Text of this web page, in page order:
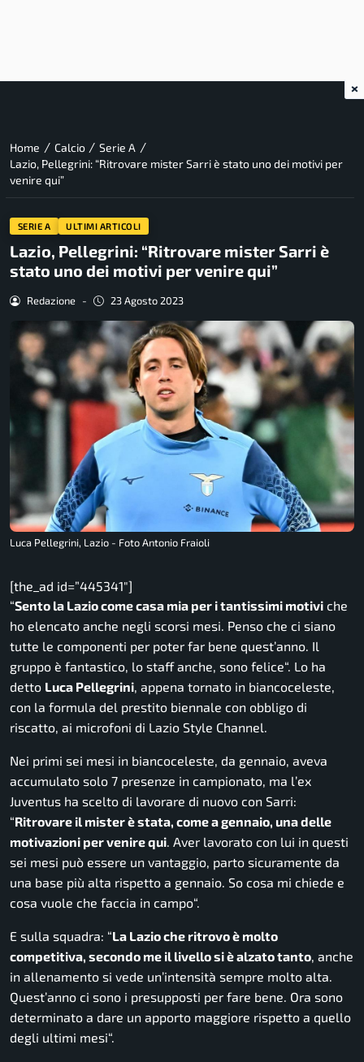
Home / Calcio / Serie A /
Lazio, Pellegrini: “Ritrovare mister Sarri è stato uno dei motivi per
venire qui”
SERIE A ULTIMI ARTICOLI
Lazio, Pellegrini: “Ritrovare mister Sarri è
stato uno dei motivi per venire qui”
Redazione - 23 Agosto 2023
Luca Pellegrini, Lazio - Foto Antonio Fraioli
[the_ad id=”445341″]
“Sento la Lazio come casa mia per i tantissimi motivi che
ho elencato anche negli scorsi mesi. Penso che ci siano
tutte le componenti per poter far bene quest’anno. Il
gruppo è fantastico, lo staff anche, sono felice“. Lo ha
detto Luca Pellegrini, appena tornato in biancoceleste,
con la formula del prestito biennale con obbligo di
riscatto, ai microfoni di Lazio Style Channel.
Nei primi sei mesi in biancoceleste, da gennaio, aveva
accumulato solo 7 presenze in campionato, ma l’ex
Juventus ha scelto di lavorare di nuovo con Sarri:
“Ritrovare il mister è stata, come a gennaio, una delle
motivazioni per venire qui. Aver lavorato con lui in questi
sei mesi può essere un vantaggio, parto sicuramente da
una base più alta rispetto a gennaio. So cosa mi chiede e
cosa vuole che faccia in campo“.
E sulla squadra: “La Lazio che ritrovo è molto
competitiva, secondo me il livello si è alzato tanto, anche
in allenamento si vede un’intensità sempre molto alta.
Quest’anno ci sono i presupposti per fare bene. Ora sono
determinato a dare un apporto maggiore rispetto a quello
degli ultimi mesi“.
×